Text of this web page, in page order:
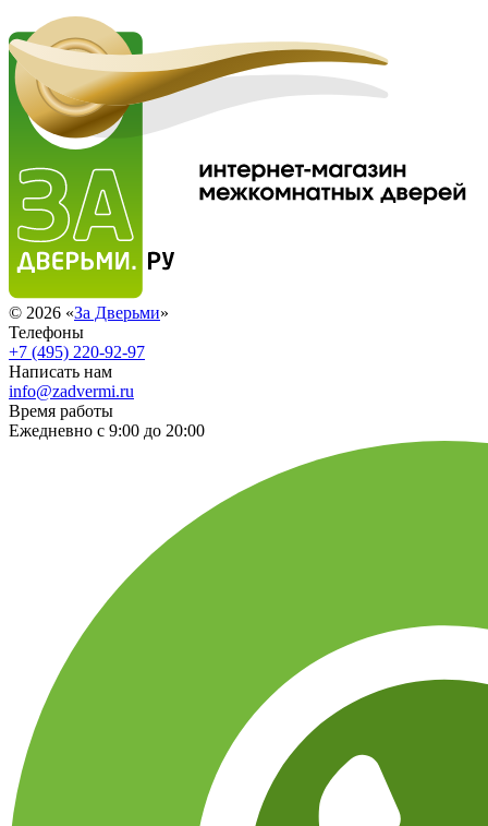
© 2026 «За Дверьми»
Телефоны
+7 (495) 220-92-97
Написать нам
info@zadvermi.ru
Время работы
Ежедневно с 9:00 до 20:00